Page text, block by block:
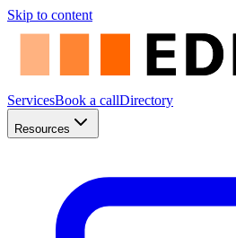
Skip to content
ServicesBook a callDirectory
Resources